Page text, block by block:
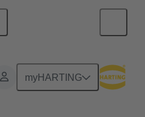
myHARTING
till dotterkort